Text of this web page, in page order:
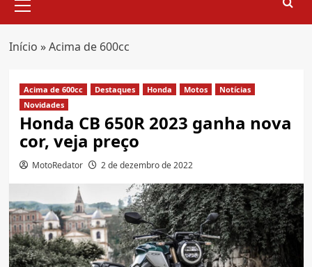
Menu
Início »Acima de 600cc
Acima de 600cc Destaques Honda Motos
Notícias
Novidades
Honda CB 650R 2023 ganha nova
cor, veja preço
MotoRedator 2 de dezembro de 2022